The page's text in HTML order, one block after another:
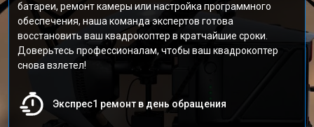
батареи, ремонт камеры или настройка программного
обеспечения, наша команда экспертов готова
восстановить ваш квадрокоптер в кратчайшие сроки.
Доверьтесь профессионалам, чтобы ваш квадрокоптер
снова взлетел!
Экспрес1 ремонт в день обращения